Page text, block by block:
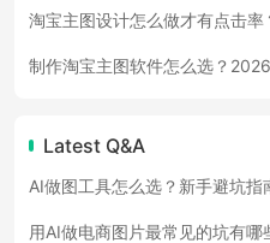
淘宝主图设计怎么做才有点击
制作淘宝主图软件怎么选？
Latest Q&A
AI做图工具怎么选？新手避坑指
用AI做电商图片最常见的坑有哪